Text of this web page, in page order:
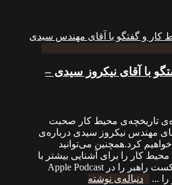
قسمت ۳: گفتگو با آقای نیکروز سیدی –
تاریخچه‌ی محیط کار صحبت
مهندس نیکروز سیدی درباره‌ی
کرد.همچنین می‌توانید
کار را برای آشنایی بیشتر با
این موضوع را بخوانید. پادکست راهبر را در Apple Podcast
...
دنباله‌ی نوشته